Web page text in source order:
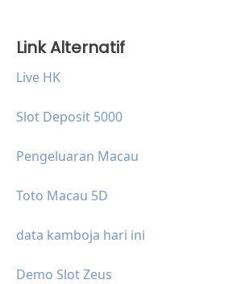
Link Alternatif
Live HK
Slot Deposit 5000
Pengeluaran Macau
Toto Macau 5D
data kamboja hari ini
Demo Slot Zeus